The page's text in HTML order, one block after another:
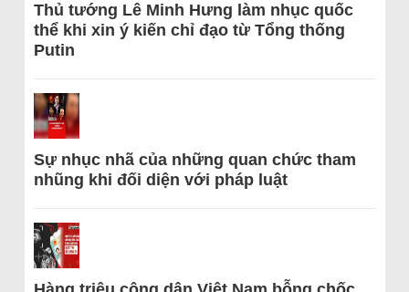
Thủ tướng Lê Minh Hưng làm nhục quốc
thể khi xin ý kiến chỉ đạo từ Tổng thống
Putin
Sự nhục nhã của những quan chức tham
nhũng khi đối diện với pháp luật